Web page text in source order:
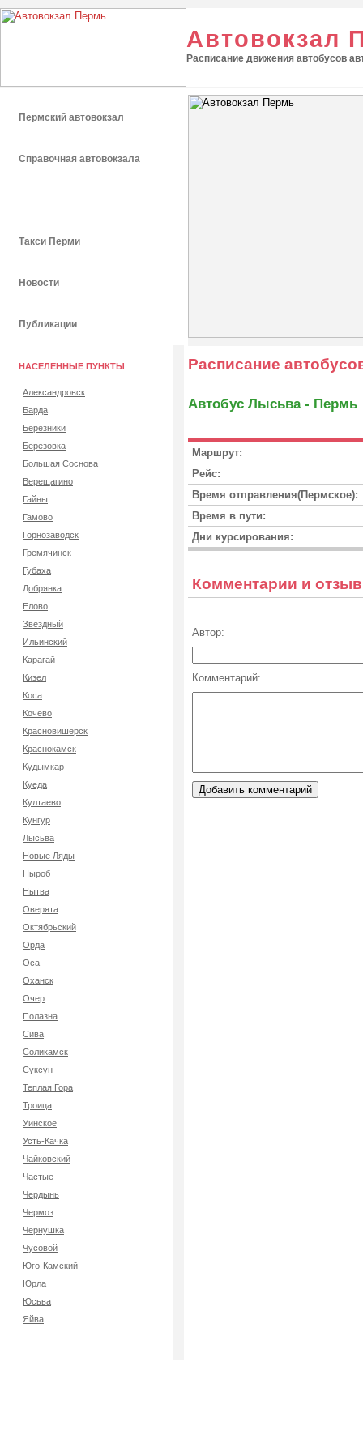
Автовокзал
Расписание движения автобусов
Пермский автовокзал
Справочная автовокзала
Такси Перми
Новости
Публикации
НАСЕЛЕННЫЕ ПУНКТЫ
Александровск
Барда
Березники
Березовка
Большая Соснова
Верещагино
Гайны
Гамово
Горнозаводск
Гремячинск
Губаха
Добрянка
Елово
Звездный
Ильинский
Карагай
Кизел
Коса
Кочево
Красновишерск
Краснокамск
Кудымкар
Куеда
Култаево
Кунгур
Лысьва
Новые Ляды
Ныроб
Нытва
Оверята
Октябрьский
Орда
Оса
Оханск
Очер
Полазна
Сива
Соликамск
Суксун
Теплая Гора
Троица
Уинское
Усть-Качка
Чайковский
Частые
Чердынь
Чермоз
Чернушка
Чусовой
Юго-Камский
Юрла
Юсьва
Яйва
Расписание
Автобус Лысьва - Пермь
Маршрут:
Рейс:
Время отправления(Пермское):
Время в пути:
Дни курсирования:
Комментарии и
Автор:
Комментарий: